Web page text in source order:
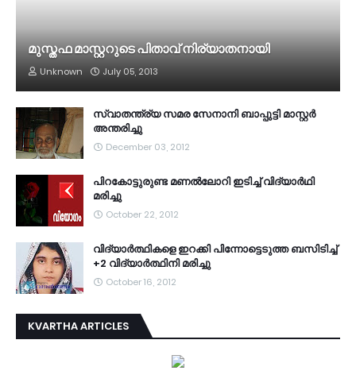
മുസ്തഫ മാസ്റ്ററുടെ പിതാവ് നിര്യാതനായി
Unknown July 05, 2013
സ്വാതന്ത്ര്യ സമര സേനാനി ബാപ്പുട്ടി മാസ്റ്റര്‍
അന്തരിച്ചു
December 03, 2012
പിറകോട്ടുരുണ്ട മണല്‍ലോറി ഇടിച്ച് വിദ്യാര്‍ഥി
മരിച്ചു
October 22, 2012
വി­ദ്യാര്‍­ത്ഥിക­ളെ ഇറ­ക്കി പി­ന്നോ­ട്ടെ­ടുത്ത ബ­സി­ടി­ച്ച്
+2 വി­ദ്യാര്‍­ത്ഥിനി മ­രി­ച്ചു
October 16, 2012
KVARTHA ARTICLES